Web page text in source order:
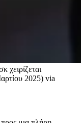
χειρίζεται
2025) via